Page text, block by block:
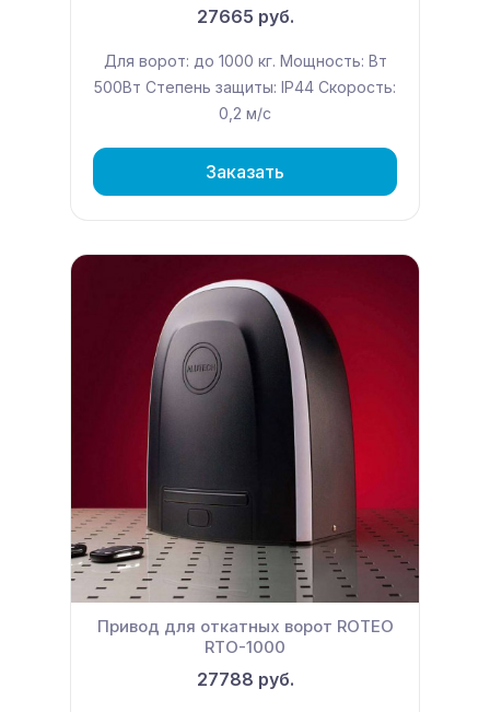
27665 руб.
Для ворот: до 1000 кг. Мощность: Вт
500Вт Степень защиты: IP44 Скорость:
0,2 м/с
Заказать
Привод для откатных ворот ROTEO
RTО-1000
27788 руб.